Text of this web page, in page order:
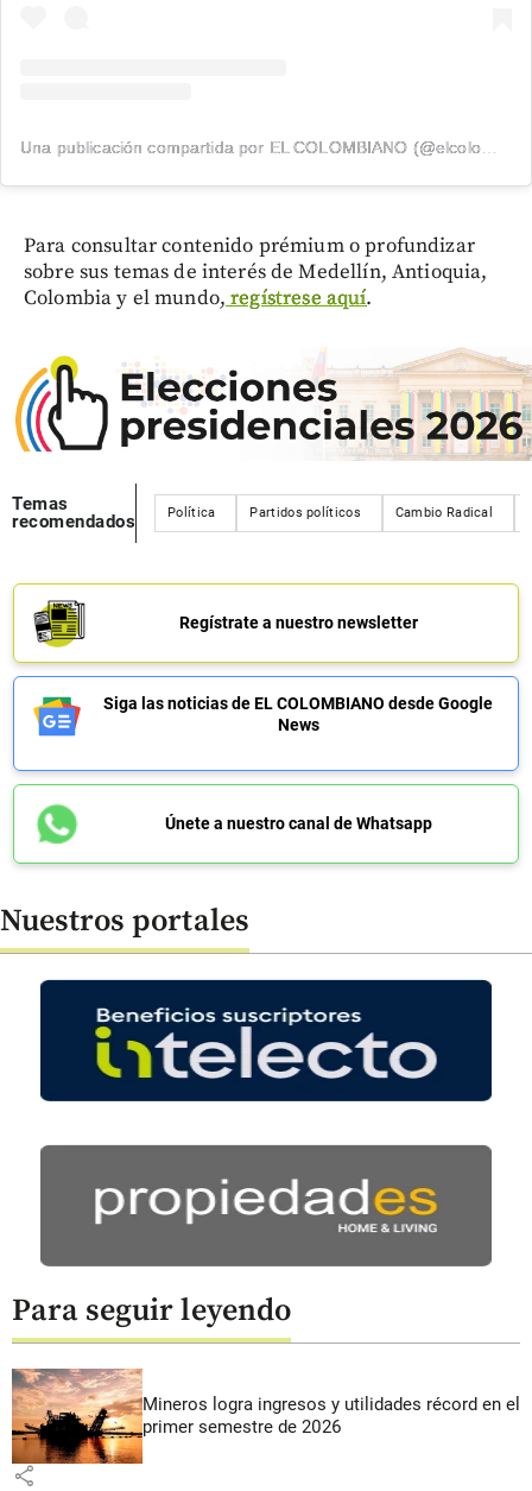
Una publicación compartida por EL COLOMBIANO (@elcolombiano_)
Para consultar contenido prémium o profundizar
sobre sus temas de interés de Medellín, Antioquia,
Colombia y el mundo, regístrese aquí.
Temas
recomendados
Política Partidos políticos Cambio Radical
Regístrate a nuestro newsletter
Siga las noticias de EL COLOMBIANO desde Google
News
Únete a nuestro canal de Whatsapp
Nuestros portales
Para seguir leyendo
Mineros logra ingresos y utilidades récord en el
primer semestre de 2026
share